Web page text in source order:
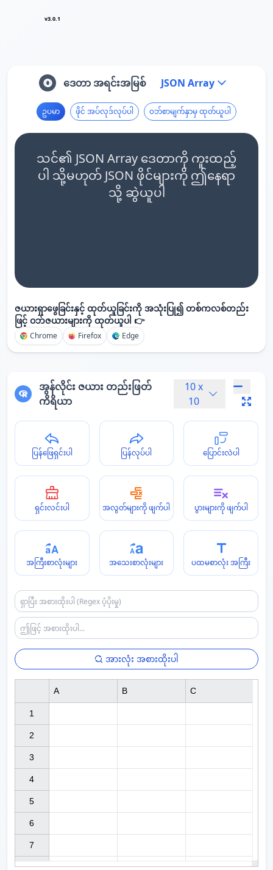
v3.0.1
ဒေတာ အရင်းအမြစ် JSON Array
ဥပမာ ဖိုင် အပ်လုဒ်လုပ်ပါ ဝဘ်စာမျက်နှာမှ ထုတ်ယူပါ
သင်၏ JSON Array ဒေတာကို ကူးထည့်
ပါ သို့မဟုတ် JSON ဖိုင်များကို ဤနေရာ
သို့ ဆွဲယူပါ
ဇယားရှာဖွေခြင်းနှင့် ထုတ်ယူခြင်းကို အသုံးပြု၍ တစ်ကလစ်တည်း
ဖြင့် ဝဘ်ဇယားများကို ထုတ်ယူပါ 👉
Chrome Firefox Edge
အွန်လိုင်း ဇယား တည်းဖြတ်
ကိရိယာ
10 x
10
ပြန်ဖြေရှင်းပါ ပြန်လုပ်ပါ ပြောင်းလဲပါ
ရှင်းလင်းပါ အလွတ်များကို ဖျက်ပါ ပွားများကို ဖျက်ပါ
အကြီးစာလုံးများ အသေးစာလုံးများ ပထမစာလုံး အကြီး
အားလုံး အစားထိုးပါ
1
2
3
4
5
6
7
A B C